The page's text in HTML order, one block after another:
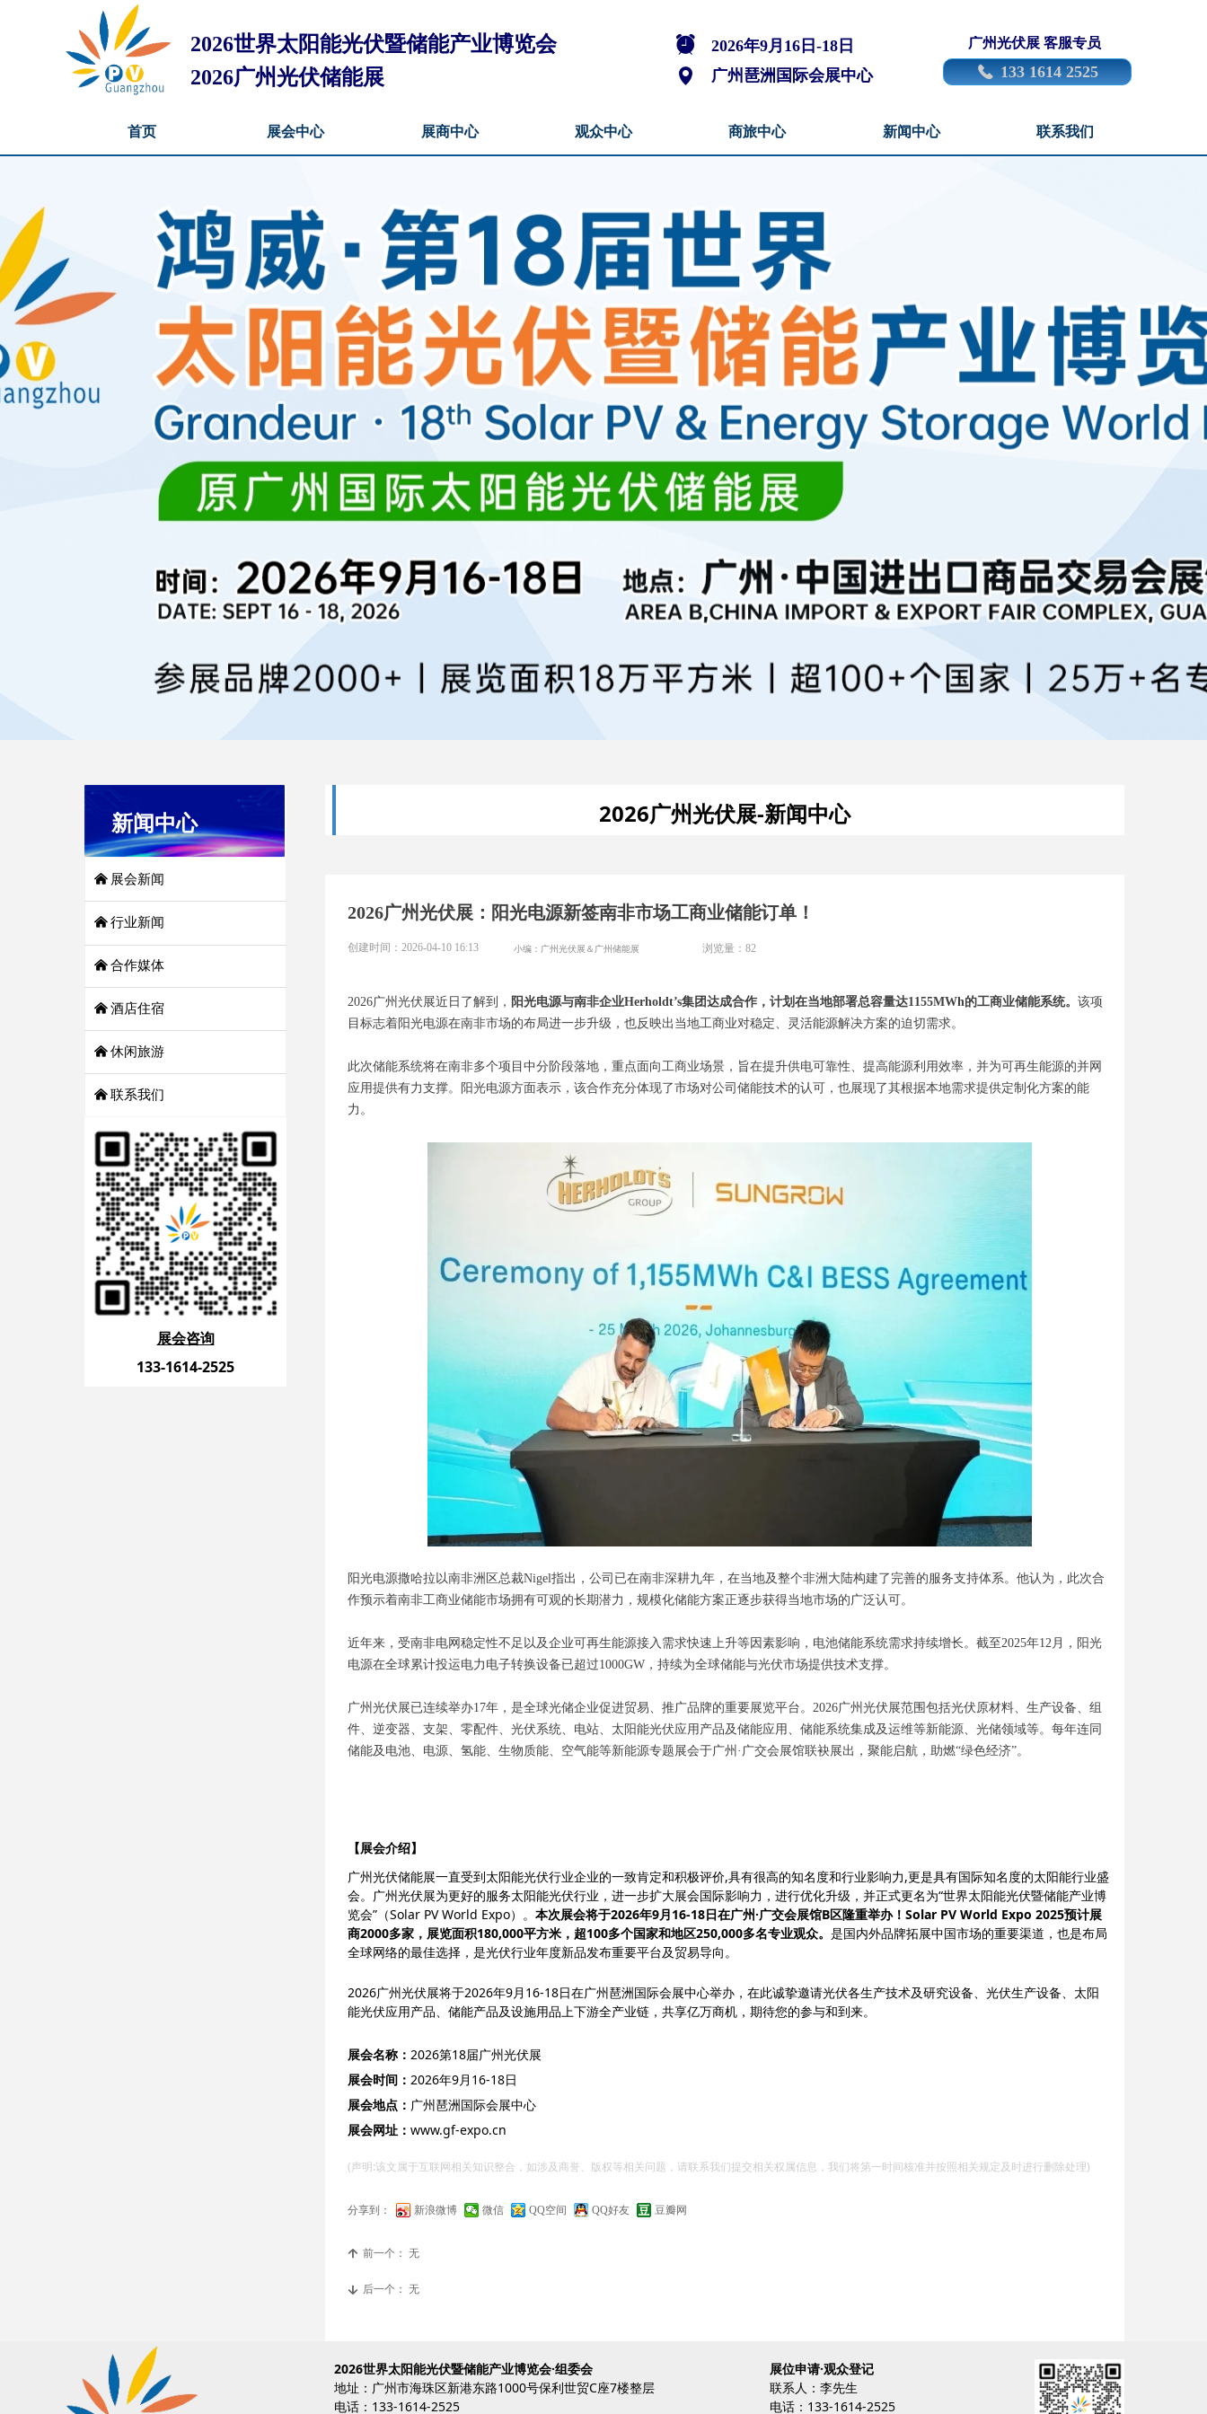
2026世界太阳能光伏暨储能产业博览会
2026广州光伏储能展
끅 133 1614 2525
广州光伏展 客服专员
뀥 2026年9月16日-18日
넹 广州琶洲国际会展中心
首页 展会中心 展商中心 观众中心 商旅中心 新闻中心 联系我们
2026广州光伏展：阳光电源新签南非市场工商业储能订单！
创建时间： 2026-04-10 16:13 小编：广州光伏展＆广州储能展 浏览量： 82
2026广州光伏展近日了解到， 阳光电源与南非企业Herholdt’s集团达成合作，计划在当地部署总容量达1155MWh的工商业储能系统。 该项
目标志着阳光电源在南非市场的布局进一步升级，也反映出当地工商业对稳定、灵活能源解决方案的迫切需求。
此次储能系统将在南非多个项目中分阶段落地，重点面向工商业场景，旨在提升供电可靠性、提高能源利用效率，并为可再生能源的并网
应用提供有力支撑。阳光电源方面表示，该合作充分体现了市场对公司储能技术的认可，也展现了其根据本地需求提供定制化方案的能
力。
阳光电源撒哈拉以南非洲区总裁Nigel指出，公司已在南非深耕九年，在当地及整个非洲大陆构建了完善的服务支持体系。他认为，此次合
作预示着南非工商业储能市场拥有可观的长期潜力，规模化储能方案正逐步获得当地市场的广泛认可。
近年来，受南非电网稳定性不足以及企业可再生能源接入需求快速上升等因素影响，电池储能系统需求持续增长。截至2025年12月，阳光
电源在全球累计投运电力电子转换设备已超过1000GW，持续为全球储能与光伏市场提供技术支撑。
广州光伏展已连续举办17年，是全球光储企业促进贸易、推广品牌的重要展览平台。2026广州光伏展范围包括光伏原材料、生产设备、组
件、逆变器、支架、零配件、光伏系统、电站、太阳能光伏应用产品及储能应用、储能系统集成及运维等新能源、光储领域等。每年连同
储能及电池、电源、氢能、生物质能、空气能等新能源专题展会于广州·广交会展馆联袂展出，聚能启航，助燃“绿色经济”。
【展会介绍】
广州光伏储能展一直受到太阳能光伏行业企业的一致肯定和积极评价,具有很高的知名度和行业影响力,更是具有国际知名度的太阳能行业盛
会。广州光伏展为更好的服务太阳能光伏行业，进一步扩大展会国际影响力，进行优化升级，并正式更名为“世界太阳能光伏暨储能产业博
览会”（Solar PV World Expo）。 本次展会将于2026年9月16-18日在广州·广交会展馆B区隆重举办！Solar PV World Expo 2025预计展
商2000多家，展览面积180,000平方米，超100多个国家和地区250,000多名专业观众。 是国内外品牌拓展中国市场的重要渠道，也是布局
全球网络的最佳选择，是光伏行业年度新品发布重要平台及贸易导向。
2026广州光伏展将于2026年9月16-18日在广州琶洲国际会展中心举办，在此诚挚邀请光伏各生产技术及研究设备、光伏生产设备、太阳
能光伏应用产品、储能产品及设施用品上下游全产业链，共享亿万商机，期待您的参与和到来。
展会名称： 2026第18届广州光伏展
展会时间： 2026年9月16-18日
展会地点： 广州琶洲国际会展中心
展会网址： www.gf-expo.cn
(声明:该文属于互联网相关知识整合，如涉及商誉、版权等相关问题，请联系我们提交相关权属信息，我们将第一时间核准并按照相关规定及时进行删除处理)
分享到： 新浪微博 微信 QQ空间 QQ好友 豆瓣网
녕 前一个： 无
녓 后一个： 无
新闻中心
낀 展会新闻
낀 行业新闻
낀 合作媒体
낀 酒店住宿
낀 休闲旅游
낀 联系我们
展会咨询
133-1614-2525
2026广州光伏展-新闻中心
2026世界太阳能光伏暨储能产业博览会·组委会
地址：广州市海珠区新港东路1000号保利世贸C座7楼整层
电话：133-1614-2525
展位申请·观众登记
联系人：李先生
电话：133-1614-2525